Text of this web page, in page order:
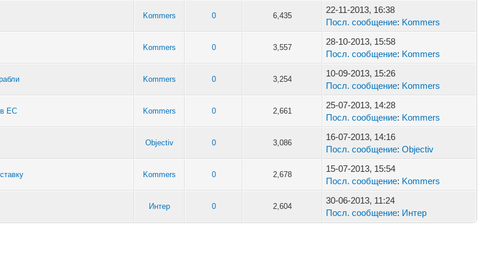
Kommers 0 6,435
22-11-2013, 16:38
Посл. сообщение: Kommers
Kommers 0 3,557
28-10-2013, 15:58
Посл. сообщение: Kommers
Kommers 0 3,254
10-09-2013, 15:26
Посл. сообщение: Kommers
в ЕС Kommers 0 2,661
25-07-2013, 14:28
Посл. сообщение: Kommers
Objectiv 0 3,086
16-07-2013, 14:16
Посл. сообщение: Objectiv
Kommers 0 2,678
15-07-2013, 15:54
Посл. сообщение: Kommers
Интер 0 2,604
30-06-2013, 11:24
Посл. сообщение: Интер